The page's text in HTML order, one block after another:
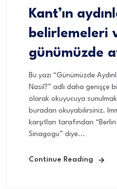
Kant’ın
belirlemeleri
günümüzde
Bu yazı “Günümüzde
Nasıl?” adlı daha genişçe
olarak okuyucuya
buradan okuyabilirsiniz.
karşıtları tarafından
Sinagogu” diye...
Continue Reading